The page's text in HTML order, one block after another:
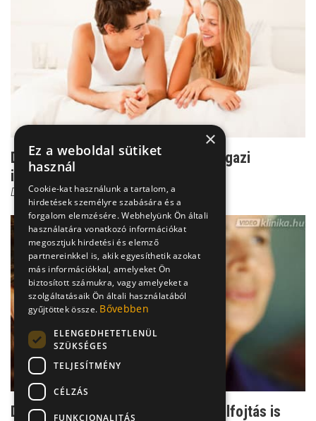
Dr. Csernus: Ez a kapcsolatban az igazi
intimitás
Dr. Csernus Imre
Dr. Csernus: Gondoltad volna? Az elfojtás is
×
Ez a weboldal sütiket
használ
Cookie-kat használunk a tartalom, a
hirdetések személyre szabására és a
forgalom elemzésére. Webhelyünk Ön általi
használatára vonatkozó információkat
megosztjuk hirdetési és elemző
partnereinkkel is, akik egyesíthetik azokat
más információkkal, amelyeket Ön
biztosított számukra, vagy amelyeket a
szolgáltatásaik Ön általi használatából
gyűjtöttek össze. Bővebben
ELENGEDHETETLENÜL
SZÜKSÉGES
TELJESÍTMÉNY
CÉLZÁS
FUNKCIONALITÁS